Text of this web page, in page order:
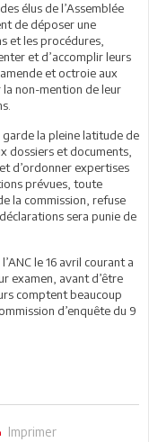
élus de l’Assemblée
de déposer une
et les procédures,
et d’accomplir leurs
et octroie aux
non-mention de leur
la pleine latitude de
dossiers et documents,
d’ordonner expertises
prévues, toute
la commission, refuse
sera punie de
le 16 avril courant a
examen, avant d’être
comptent beaucoup
d’enquête du 9
Imprimer